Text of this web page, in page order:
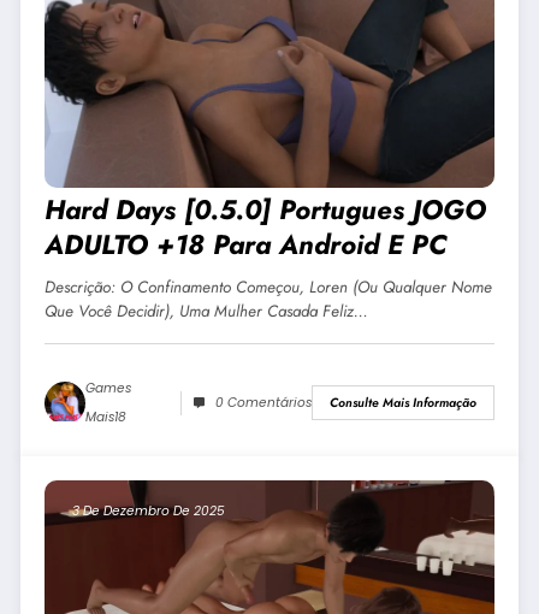
Hard Days [0.5.0] Portugues JOGO
ADULTO +18 Para Android E PC
Descrição: O Confinamento Começou, Loren (ou Qualquer Nome
Que Você Decidir), Uma Mulher Casada Feliz…
Games
Mais18
0 Comentários Consulte Mais Informação
3 De Dezembro De 2025